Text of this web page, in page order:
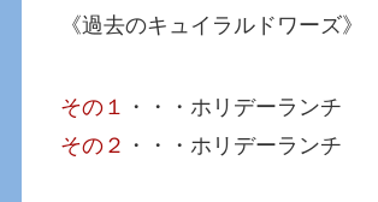
《過去のキュイラルドワーズ》
その１ ・・・ホリデーランチ
その２ ・・・ホリデーランチ